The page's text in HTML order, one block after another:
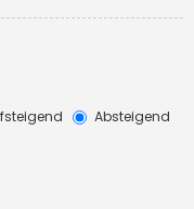
Absteigend